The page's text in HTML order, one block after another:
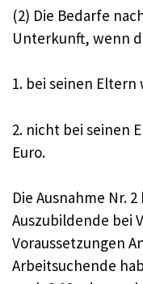
(2) Die Bedarfe
Unterkunft, wenn
1. bei seinen
2. nicht bei seinen
Euro.
Die Ausnahme Nr.
Auszubildende bei
Voraussetzungen
Arbeitsuchende